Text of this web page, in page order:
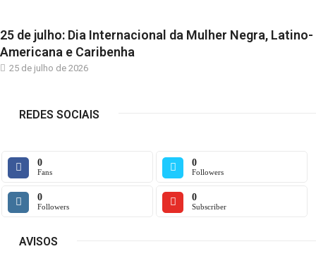
25 de julho: Dia Internacional da Mulher Negra, Latino-
Americana e Caribenha
25 de julho de 2026
REDES SOCIAIS
0
Fans
0
Followers
0
Followers
0
Subscriber
AVISOS